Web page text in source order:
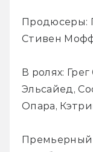
Продюсеры:
Стивен
В ролях:
Эльсайед,
Опара,
Премьерный